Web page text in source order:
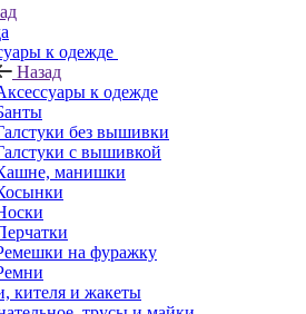
к одежде
Назад
к одежде
без вышивки
с вышивкой
манишки
на фуражку
кителя и жакеты